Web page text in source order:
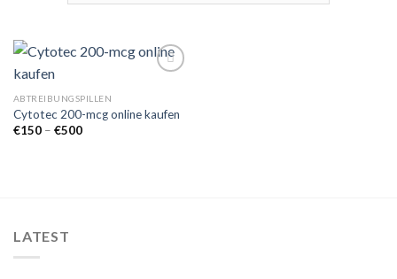
Add to
ABTREIBUNGSPILLEN
Cytotec 200-mcg online kaufen
€150 – €500Preisspanne:
LATEST